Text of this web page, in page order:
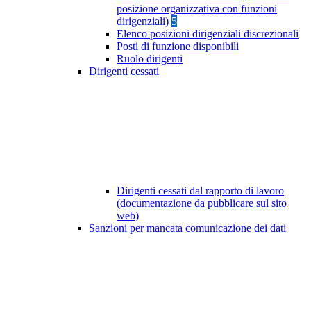
posizione organizzativa con funzioni
dirigenziali) 5
Elenco posizioni dirigenziali discrezionali
Posti di funzione disponibili
Ruolo dirigenti
Dirigenti cessati
Dirigenti cessati dal rapporto di lavoro
(documentazione da pubblicare sul sito
web)
Sanzioni per mancata comunicazione dei dati